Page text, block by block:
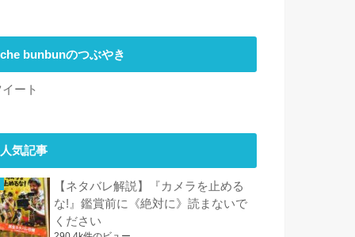
che bunbunのつぶやき
イート
人気記事
【ネタバレ解説】『カメラを止める
な!』鑑賞前に《絶対に》読まないで
ください